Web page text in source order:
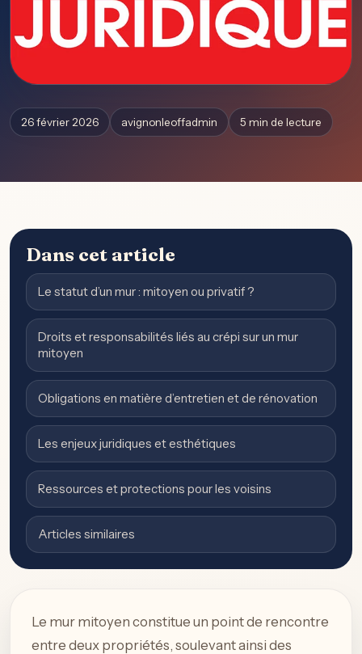
26 février 2026 avignonleoffadmin 5 min de lecture
Dans cet article
Le statut d’un mur : mitoyen ou privatif ?
Droits et responsabilités liés au crépi sur un mur
mitoyen
Obligations en matière d’entretien et de rénovation
Les enjeux juridiques et esthétiques
Ressources et protections pour les voisins
Articles similaires
Le mur mitoyen constitue un point de rencontre
entre deux propriétés, soulevant ainsi des